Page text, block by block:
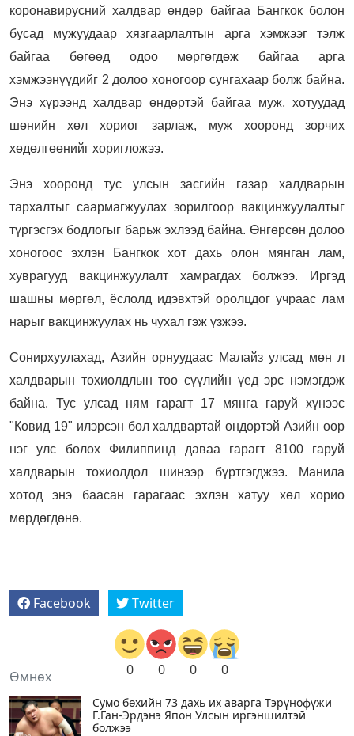
коронавирусний халдвар өндөр байгаа Бангкок болон
бусад мужуудаар хязгаарлалтын арга хэмжээг тэлж
байгаа бөгөөд одоо мөргөгдөж байгаа арга
хэмжээнүүдийг 2 долоо хоногоор сунгахаар болж байна.
Энэ хүрээнд халдвар өндөртэй байгаа муж, хотуудад
шөнийн хөл хориог зарлаж, муж хооронд зорчих
хөдөлгөөнийг хоригложээ.
Энэ хооронд тус улсын засгийн газар халдварын
тархалтыг саармагжуулах зорилгоор вакцинжуулалтыг
түргэсгэх бодлогыг барьж эхлээд байна. Өнгөрсөн долоо
хоногоос эхлэн Бангкок хот дахь олон мянган лам,
хуврагууд вакцинжуулалт хамрагдах болжээ. Иргэд
шашны мөргөл, ёслолд идэвхтэй оролцдог учраас лам
нарыг вакцинжуулах нь чухал гэж үзжээ.
Сонирхуулахад, Азийн орнуудаас Малайз улсад мөн л
халдварын тохиолдлын тоо сүүлийн үед эрс нэмэгдэж
байна. Тус улсад ням гарагт 17 мянга гаруй хүнээс
"Ковид 19" илэрсэн бол халдвартай өндөртэй Азийн өөр
нэг улс болох Филиппинд даваа гарагт 8100 гаруй
халдварын тохиолдол шинээр бүртгэгджээ. Манила
хотод энэ баасан гарагаас эхлэн хатуу хөл хорио
мөрдөгдөнө.
Facebook Twitter
0 0 0 0
Өмнөх
Сумо бөхийн 73 дахь их аварга Тэрүнофүжи
Г.Ган-Эрдэнэ Япон Улсын иргэншилтэй
болжээ